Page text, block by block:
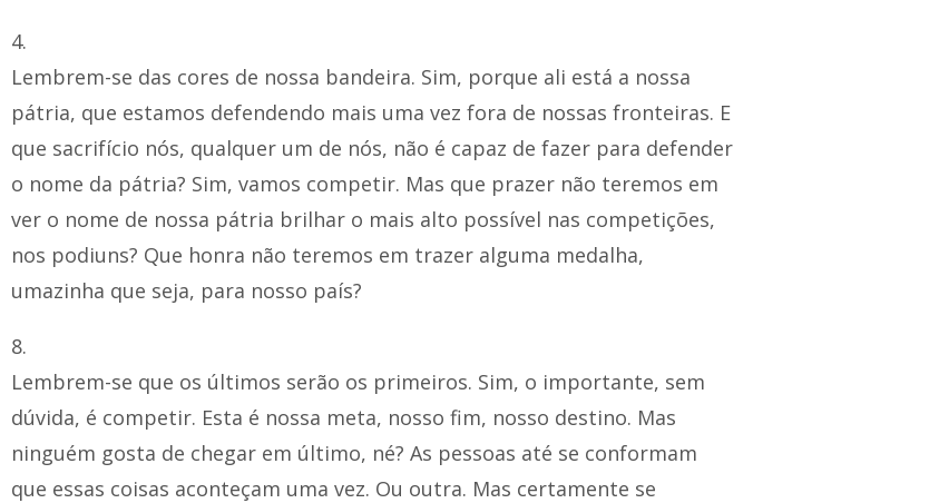
4.
Lembrem-se das cores de nossa bandeira. Sim, porque ali está a nossa
pátria, que estamos defendendo mais uma vez fora de nossas fronteiras. E
que sacrifício nós, qualquer um de nós, não é capaz de fazer para defender
o nome da pátria? Sim, vamos competir. Mas que prazer não teremos em
ver o nome de nossa pátria brilhar o mais alto possível nas competições,
nos podiuns? Que honra não teremos em trazer alguma medalha,
umazinha que seja, para nosso país?
8.
Lembrem-se que os últimos serão os primeiros. Sim, o importante, sem
dúvida, é competir. Esta é nossa meta, nosso fim, nosso destino. Mas
ninguém gosta de chegar em último, né? As pessoas até se conformam
que essas coisas aconteçam uma vez. Ou outra. Mas certamente se